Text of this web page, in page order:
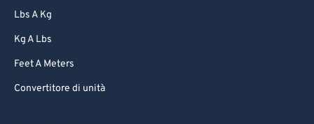
Lbs A Kg
Kg A Lbs
Feet A Meters
Convertitore di unità